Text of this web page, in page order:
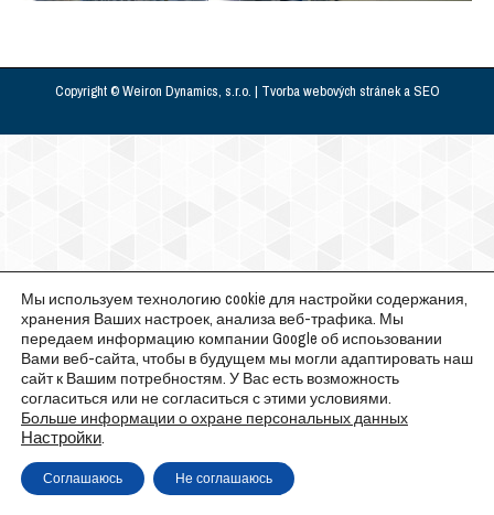
Copyright © Weiron Dynamics, s.r.o. | Tvorba webových stránekaSEO
Мы используем технологию cookie для настройки содержания,
хранения Ваших настроек, анализа веб-трафика. Мы
передаем информацию компании Google об испоьзовании
Вами веб-сайта, чтобы в будущем мы могли адаптировать наш
сайт к Вашим потребностям. У Вас есть возможность
согласиться или не согласиться с этими условиями.
Больше информации о охране персональных данных
Настройки.
Соглашаюсь Не соглашаюсь